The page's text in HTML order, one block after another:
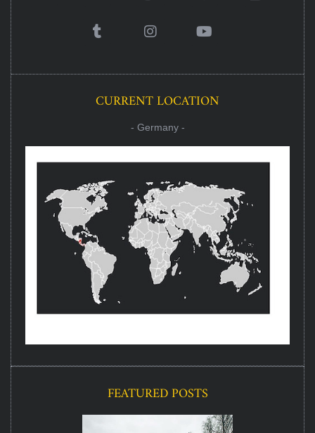
CURRENT LOCATION
- Germany -
FEATURED POSTS